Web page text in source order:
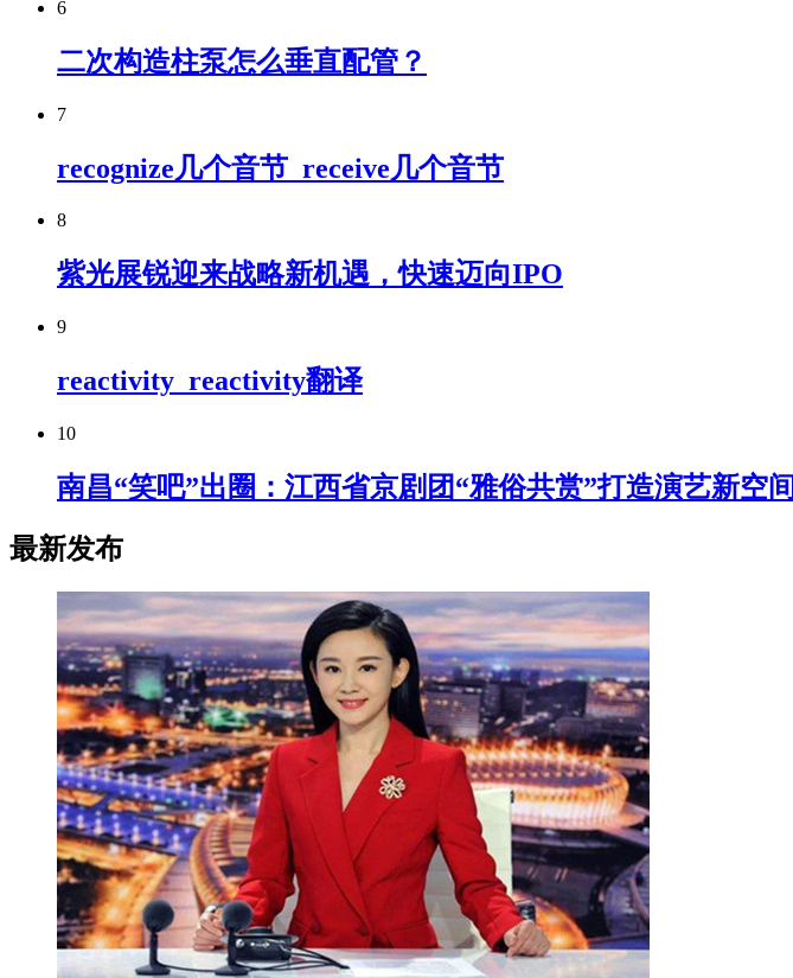
6
二次构造柱泵怎么垂直配管？
7
recognize几个音节_receive几个音节
8
紫光展锐迎来战略新机遇，快速迈向IPO
9
reactivity_reactivity翻译
10
南昌“笑吧”出圈：江西省京剧团“雅俗共赏”打造演艺新空间
最新发布